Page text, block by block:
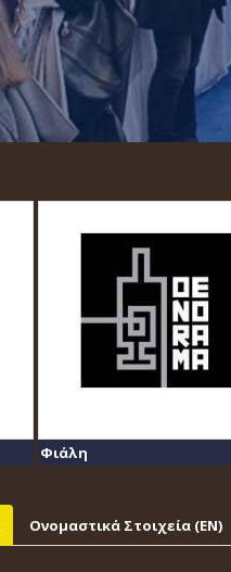
Φιάλη
Ονομαστικά Στοιχεία (EΝ)